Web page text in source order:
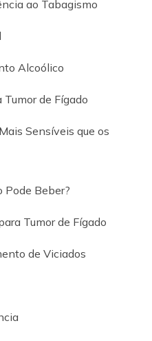
ao Tabagismo
Alcoólico
de Fígado
Sensíveis que os
Pode Beber?
Tumor de Fígado
de Viciados